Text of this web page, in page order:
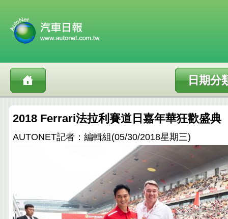
日期分
2018 Ferrari法拉利賽道日嘉年華狂歡盛典
AUTONET記者：編輯組(05/30/2018星期三)